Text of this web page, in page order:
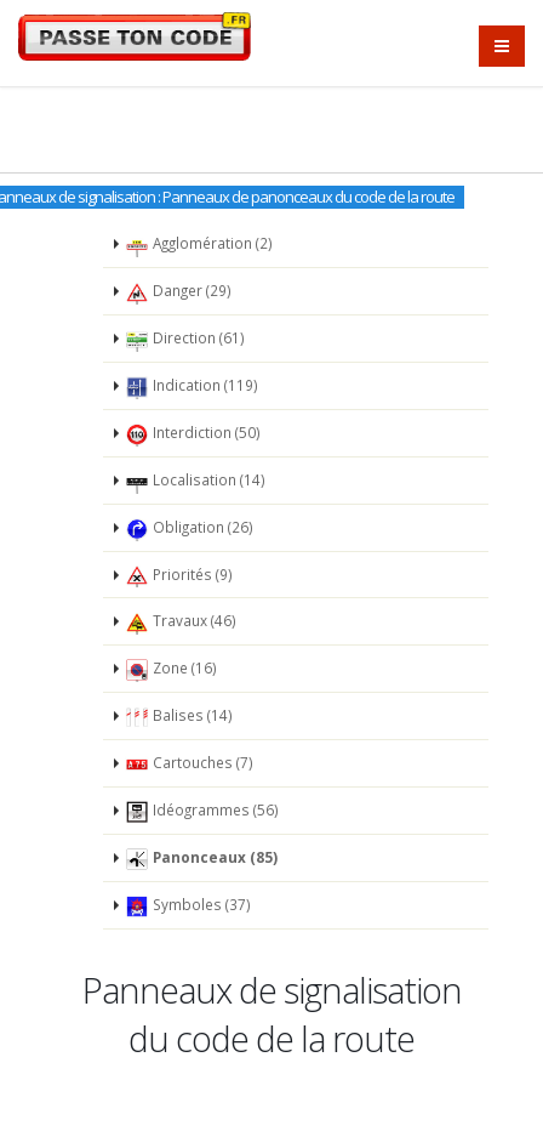
de signalisation : Panneaux de panonceaux du code de la route
Agglomération (2)
Danger (29)
Direction (61)
Indication (119)
Interdiction (50)
Localisation (14)
Obligation (26)
Priorités (9)
Travaux (46)
Zone (16)
Balises (14)
Cartouches (7)
Idéogrammes (56)
Panonceaux (85)
Symboles (37)
Panneaux de signalisation
du code de la route